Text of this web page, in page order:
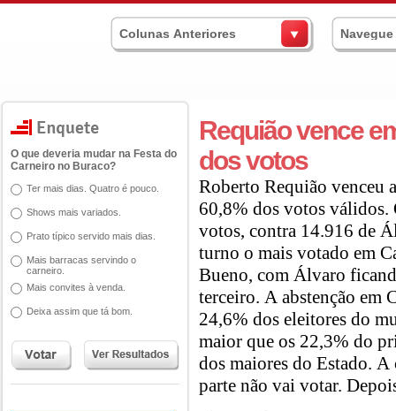
Colunas Anteriores
O que deveria mudar na Festa do
Carneiro no Buraco?
Ter mais dias. Quatro é pouco.
Shows mais variados.
Prato típico servido mais dias.
Mais barracas servindo o
carneiro.
Mais convites à venda.
Deixa assim que tá bom.
Requião vence
dos votos
Roberto Requião venceu
60,8% dos votos
votos, contra 14.916 de
turno o mais votado em
Bueno, com Álvaro
terceiro. A abstenção em
24,6% dos eleitores do
maior que os 22,3% do
dos maiores do Estado.
parte não vai votar.